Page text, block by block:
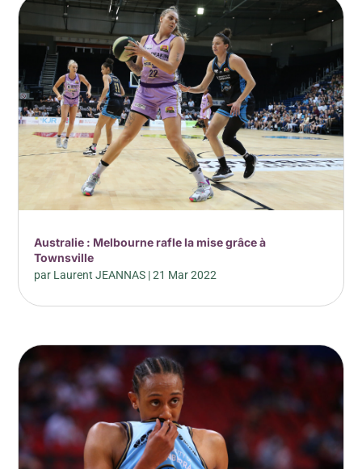
Australie : Melbourne rafle la mise grâce à
Townsville
par Laurent JEANNAS |21 Mar 2022